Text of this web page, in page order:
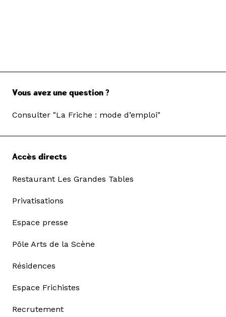
Vous avez une question ?
Consulter "La Friche : mode d’emploi"
Accès directs
Restaurant Les Grandes Tables
Privatisations
Espace presse
Pôle Arts de la Scène
Résidences
Espace Frichistes
Recrutement